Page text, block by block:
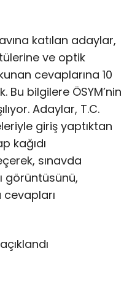
katılan adaylar,
ve optik
cevaplarına 10
bilgilere ÖSYM’nin
Adaylar, T.C.
giriş yaptıktan
kağıdı
sınavda
görüntüsünü,